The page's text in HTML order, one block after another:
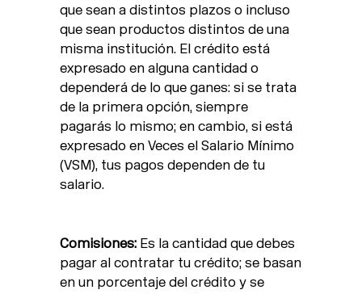
que sean a distintos plazos o incluso
que sean productos distintos de una
misma institución. El crédito está
expresado en alguna cantidad o
dependerá de lo que ganes: si se trata
de la primera opción, siempre
pagarás lo mismo; en cambio, si está
expresado en Veces el Salario Mínimo
(VSM), tus pagos dependen de tu
salario.
Comisiones: Es la cantidad que debes
pagar al contratar tu crédito; se basan
en un porcentaje del crédito y se